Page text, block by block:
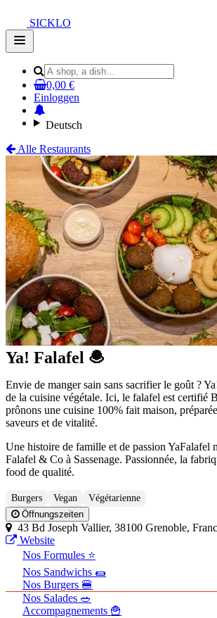
SICKLO
Open
main
0,00 €
Einloggen
Deutsch
Alle Restaurants
Ya! Falafel 🧆
Envie de manger sain sans sacrifier le goût ?
de la cuisine végétale. Ici, le falafel est certifié
prônons une cuisine 100% fait maison,
saveurs et de vitalité.
Une histoire de famille et de passion
Falafel & Co à Sassenage. Passionnée, la
food de qualité.
Burgers Vegan
Végétarienne
Öffnungszeiten
43 Bd Joseph Vallier, 38100 Grenoble,
Website
Nos Formules ⭐
Nos Sandwichs 🌯
Nos Burgers 🍔
Nos Salades 🥗
Accompagnements 🍟